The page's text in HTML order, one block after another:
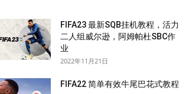
FIFA23 最新SQB挂机教程，活力
二人组威尔逊，阿姆帕杜SBC作
业
2022年11月21日
FIFA22 简单有效牛尾巴花式教程